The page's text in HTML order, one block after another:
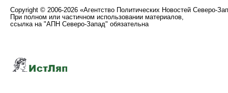
Copyright © 2006-2026 «Агентство Политических Новостей Северо-
При полном или частичном использовании материалов,
ссылка на "АПН Северо-Запад" обязательна